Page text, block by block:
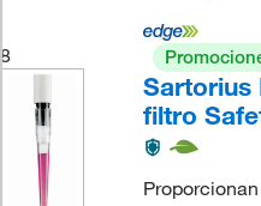
8
Sartorius
filtro